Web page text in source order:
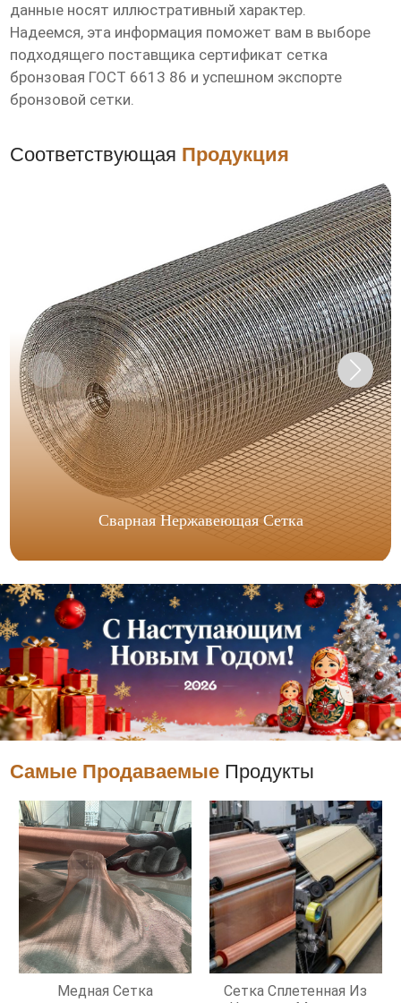
данные носят иллюстративный характер.
Надеемся, эта информация поможет вам в выборе
подходящего поставщика сертификат сетка
бронзовая ГОСТ 6613 86 и успешном экспорте
бронзовой сетки.
Соответствующая Продукция
Сварная Нержавеющая Сетка
Самые Продаваемые Продукты
Медная Сетка
Сетка Сплетенная Из